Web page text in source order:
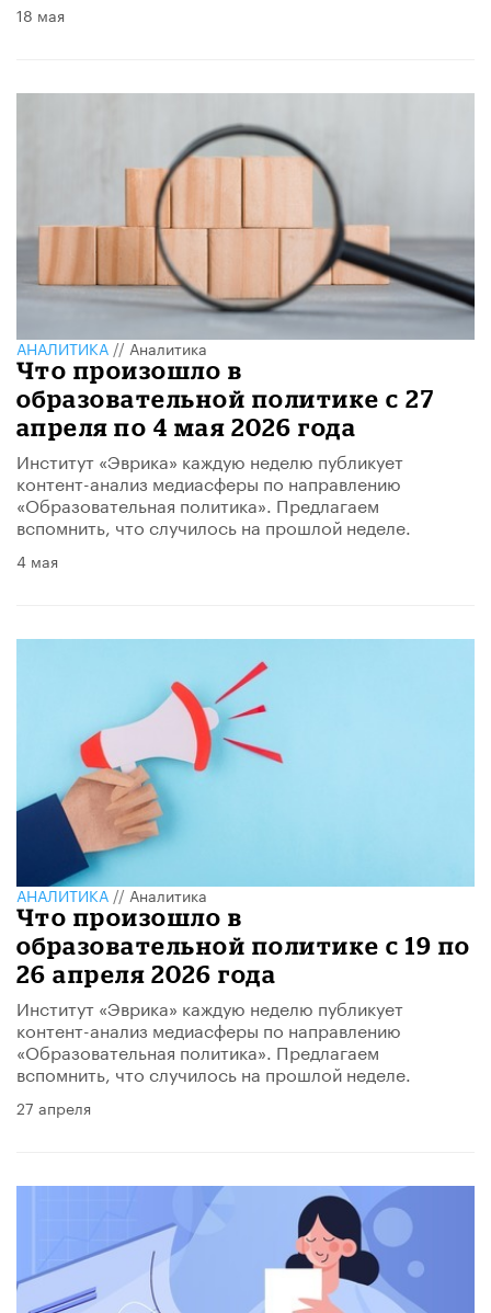
18 мая
АНАЛИТИКА//Аналитика
​Что произошло в
образовательной политике с 27
апреля по 4 мая 2026 года
Институт «Эврика» каждую неделю публикует
контент-анализ медиасферы по направлению
«Образовательная политика». Предлагаем
вспомнить, что случилось на прошлой неделе.
4 мая
АНАЛИТИКА//Аналитика
Что произошло в
образовательной политике с 19 по
26 апреля 2026 года
Институт «Эврика» каждую неделю публикует
контент-анализ медиасферы по направлению
«Образовательная политика». Предлагаем
вспомнить, что случилось на прошлой неделе.
27 апреля